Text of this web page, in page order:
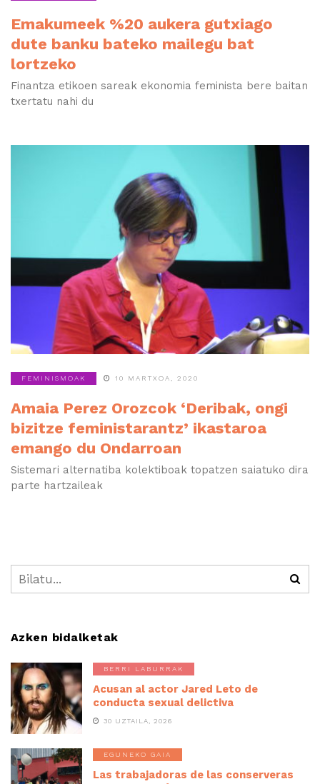
Emakumeek %20 aukera gutxiago
dute banku bateko mailegu bat
lortzeko
Finantza etikoen sareak ekonomia feminista bere baitan
txertatu nahi du
FEMINISMOAK 10 MARTXOA, 2020
Amaia Perez Orozcok ‘Deribak, ongi
bizitze feministarantz’ ikastaroa
emango du Ondarroan
Sistemari alternatiba kolektiboak topatzen saiatuko dira
parte hartzaileak
Azken bidalketak
BERRI LABURRAK
Acusan al actor Jared Leto de
conducta sexual delictiva
30 UZTAILA, 2026
EGUNEKO GAIA
Las trabajadoras de las conserveras